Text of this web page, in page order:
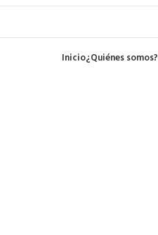
Inicio¿Quiénes somos?